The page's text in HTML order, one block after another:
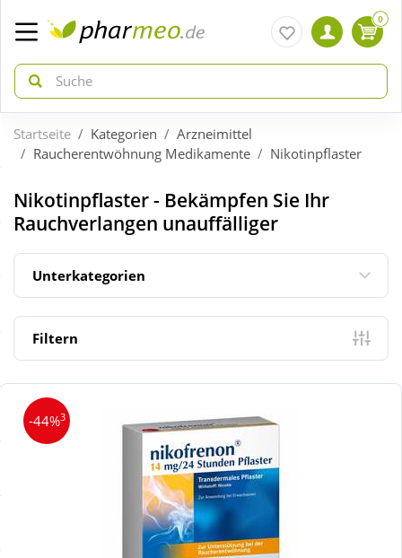
zurück
ÜBERSICHT AKTIONEN
Aktuelle Coupons
Gratis dazu
Neuheiten
Sale
zurück
ÜBERSICHT KATEGORIEN
Arzneimittel
Bio & Genuss
Diabetes
Körperpflege & Kosmetik
0
Startseite Kategorien
Arzneimittel
Raucherentwöhnung Medikamente
Nikotinpflaster
Nikotinpflaster - Bekämpfen Sie Ihr
Rauchverlangen unauffälliger
Unterkategorien
Filtern
-44%3